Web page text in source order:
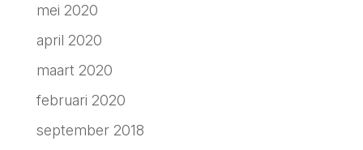
mei 2020
april 2020
maart 2020
februari 2020
september 2018